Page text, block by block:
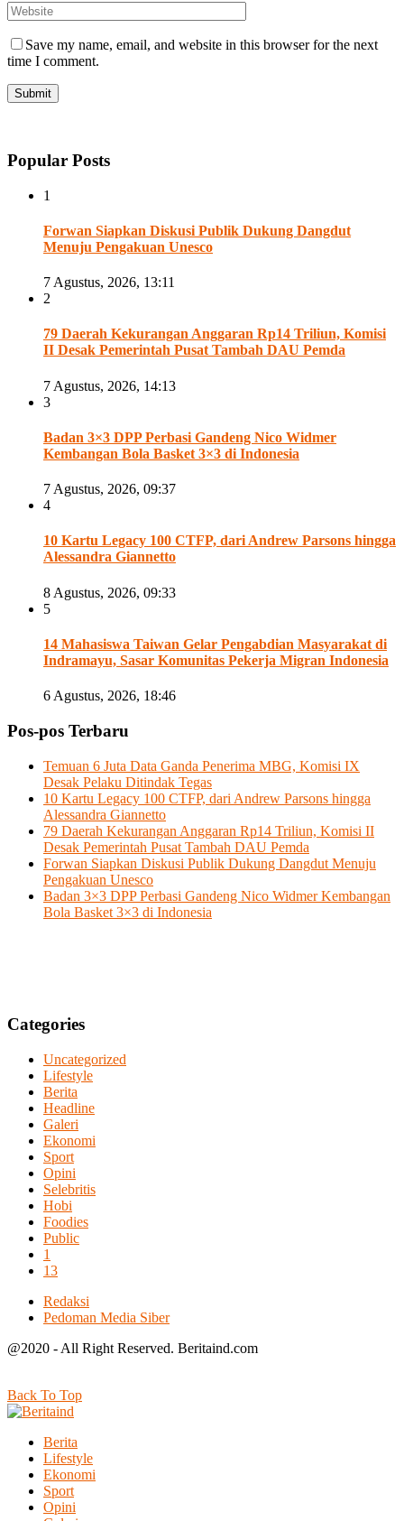
Save my name, email, and website in this browser for the next
time I comment.
Popular Posts
1
Forwan Siapkan Diskusi Publik Dukung Dangdut
Menuju Pengakuan Unesco
7 Agustus, 2026, 13:11
2
79 Daerah Kekurangan Anggaran Rp14 Triliun, Komisi
II Desak Pemerintah Pusat Tambah DAU Pemda
7 Agustus, 2026, 14:13
3
Badan 3×3 DPP Perbasi Gandeng Nico Widmer
Kembangan Bola Basket 3×3 di Indonesia
7 Agustus, 2026, 09:37
4
10 Kartu Legacy 100 CTFP, dari Andrew Parsons hingga
Alessandra Giannetto
8 Agustus, 2026, 09:33
5
14 Mahasiswa Taiwan Gelar Pengabdian Masyarakat di
Indramayu, Sasar Komunitas Pekerja Migran Indonesia
6 Agustus, 2026, 18:46
Pos-pos Terbaru
Temuan 6 Juta Data Ganda Penerima MBG, Komisi IX
Desak Pelaku Ditindak Tegas
10 Kartu Legacy 100 CTFP, dari Andrew Parsons hingga
Alessandra Giannetto
79 Daerah Kekurangan Anggaran Rp14 Triliun, Komisi II
Desak Pemerintah Pusat Tambah DAU Pemda
Forwan Siapkan Diskusi Publik Dukung Dangdut Menuju
Pengakuan Unesco
Badan 3×3 DPP Perbasi Gandeng Nico Widmer Kembangan
Bola Basket 3×3 di Indonesia
Categories
Uncategorized
Lifestyle
Berita
Headline
Galeri
Ekonomi
Sport
Opini
Selebritis
Hobi
Foodies
Public
1
13
Redaksi
Pedoman Media Siber
@2020 - All Right Reserved. Beritaind.com
Back To Top
Berita
Lifestyle
Ekonomi
Sport
Opini